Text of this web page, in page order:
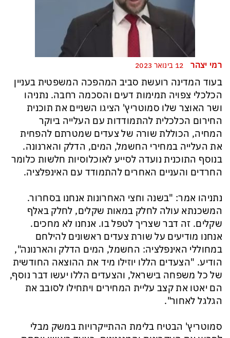
רמי יצהר
בעוד המדינה רועשת סביב המהפכה המשפטית בעניין
הכלכלי צפויה תמימות דעים והסכמה רחבה. נתניהו
ושר האוצר שלו סמוטריץ' הציגו השניים את תוכנית
החירום הכלכלית להתמודדות עם העלייה ביוקר
המחיה, הכוללת שורה של צעדים שמטרתם להפחית
את העלייה במחירי החשמל, המים, הדלק והארנונה.
בנוסף התוכנית נועדה לסייע לאוכלוסיות חלשות כלומר
החרדים והעניים האחרים להתמודד עם האינפלציה.
נתניהו אמר: "בשנה וחצי האחרונות אנחנו בסחרור.
המשכנתא עולה לחלק במאות שקלים, לחלק באלף
שקלים. זה דבר שצריך לטפל בו. אנחנו לא מחכים.
אנחנו מודיעים על שורת צעדים ראשונים להילחם
במחוללי האינפלציה: החשמל, המים הדלק והארנונה",
הודיע. "הצעדים הללו יוזילו מיד את ההוצאה החודשית
של כל משפחה בישראל, והצעדים הללו יעשו דבר נוסף,
הם יאטו את קצב עליית המחירים ויתחילו לסובב את
הגלגל לאחור".
סמוטריץ' הבטיח בלימת ההתייקרויות במשק מבלי